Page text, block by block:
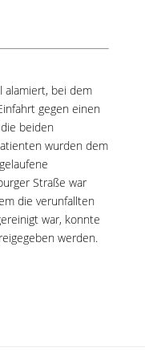
alamiert, bei dem
gegen einen
beiden
wurden dem
Straße war
die verunfallten
war, konnte
werden.